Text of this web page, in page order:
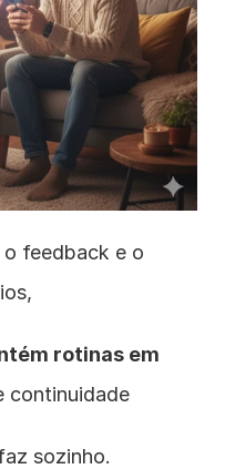
o feedback e o
rotinas em
continuidade
sozinho.